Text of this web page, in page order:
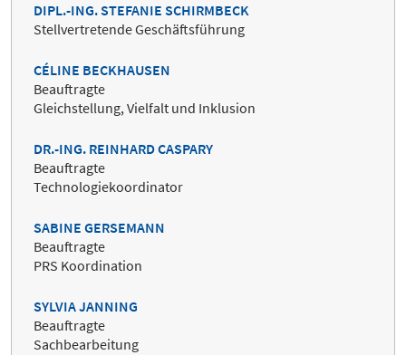
DIPL.-ING. STEFANIE SCHIRMBECK
Stellvertretende Geschäftsführung
CÉLINE BECKHAUSEN
Beauftragte
Gleichstellung, Vielfalt und Inklusion
DR.-ING. REINHARD CASPARY
Beauftragte
Technologiekoordinator
SABINE GERSEMANN
Beauftragte
PRS Koordination
SYLVIA JANNING
Beauftragte
Sachbearbeitung